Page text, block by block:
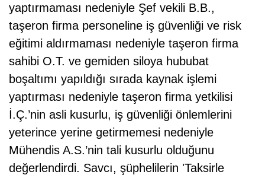
yaptırmaması nedeniyle Şef vekili B.B.,
taşeron firma personeline iş güvenliği ve risk
eğitimi aldırmaması nedeniyle taşeron firma
sahibi O.T. ve gemiden siloya hububat
boşaltımı yapıldığı sırada kaynak işlemi
yaptırması nedeniyle taşeron firma yetkilisi
İ.Ç.’nin asli kusurlu, iş güvenliği önlemlerini
yeterince yerine getirmemesi nedeniyle
Mühendis A.S.’nin tali kusurlu olduğunu
değerlendirdi. Savcı, şüphelilerin 'Taksirle